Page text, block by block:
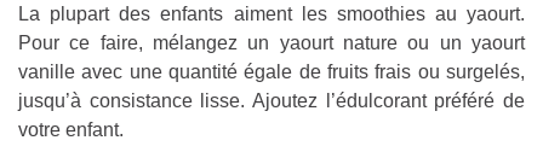
La plupart des enfants aiment les smoothies au yaourt.
Pour ce faire, mélangez un yaourt nature ou un yaourt
vanille avec une quantité égale de fruits frais ou surgelés,
jusqu’à consistance lisse. Ajoutez l’édulcorant préféré de
votre enfant.